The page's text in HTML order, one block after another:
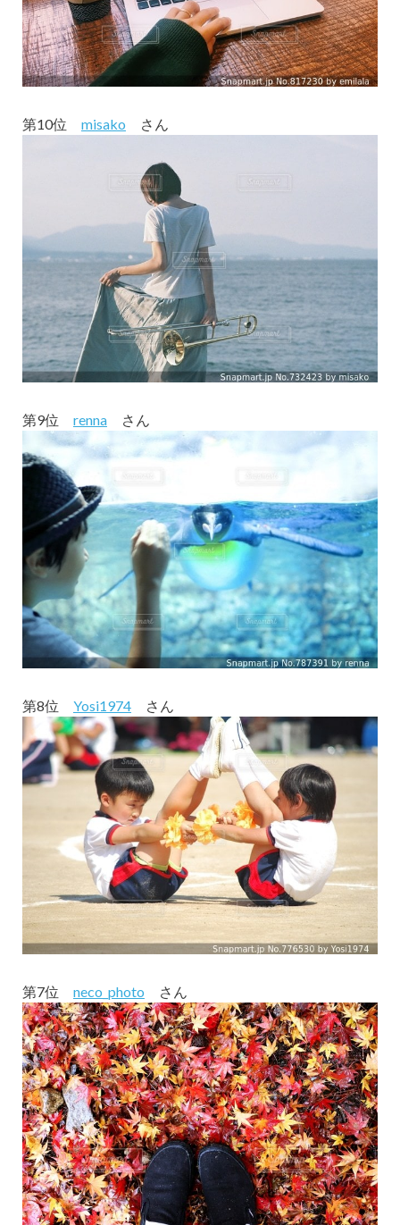
第10位 misako さん
第9位 rennaさん
第8位 Yosi1974さん
第7位 neco_photo さん